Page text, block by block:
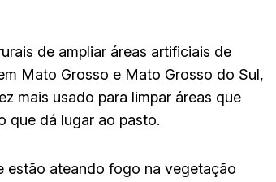
de ampliar áreas artificiais de
Mato Grosso e Mato Grosso do Sul,
mais usado para limpar áreas que
que dá lugar ao pasto.
estão ateando fogo na vegetação